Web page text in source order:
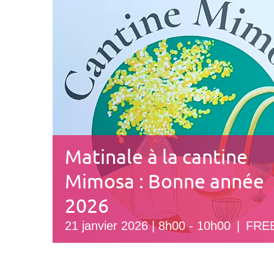
Matinale à la cantine
Mimosa : Bonne année
2026
21 janvier 2026 | 8h00- 10h00